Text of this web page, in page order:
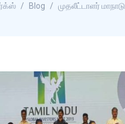
Blog முதலீட்டாளர் மாநாடு